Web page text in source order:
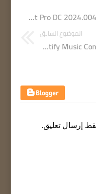
Adobe Acrobat Pro DC 2024.004.20243 (X64) [Activated]
الموضوع السابق
Pazu Spotify Music Converter 4.9.1 (x64) [Activated]
إرسال تعليق.